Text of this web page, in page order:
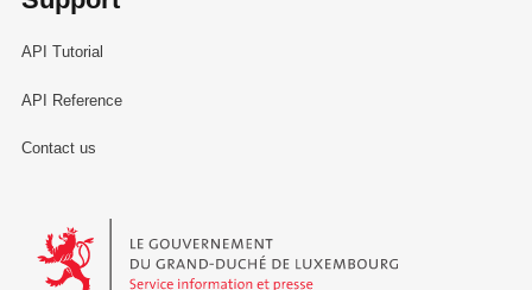
API Tutorial
API Reference
Contact us
Le Gouvernement du Grand-Duché de Luxembourg - Service